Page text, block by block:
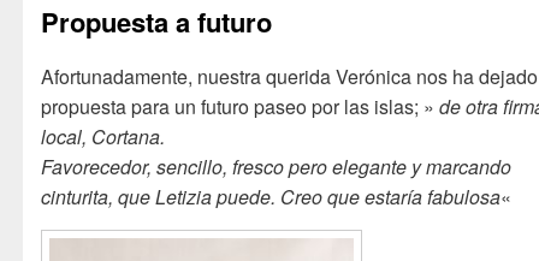
Propuesta a futuro
Afortunadamente, nuestra querida Verónica nos ha
propuesta para un futuro paseo por las islas; »de otra
local, Cortana.
Favorecedor, sencillo, fresco pero elegante y marcando
cinturita, que Letizia puede. Creo que estaría fabulosa«